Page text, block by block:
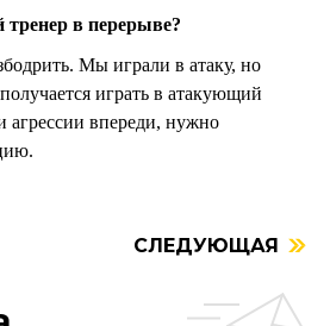
тренер в перерыве?
Мы играли в атаку, но
играть в атакующий
агрессии впереди, нужно
СЛЕДУЮЩАЯ